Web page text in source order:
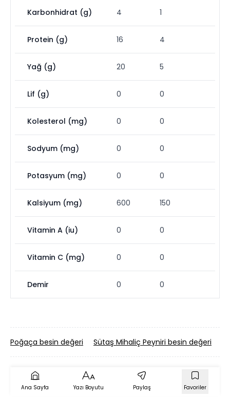
Karbonhidrat (g) 4 1
Protein (g) 16 4
Yağ (g) 20 5
Lif (g) 0 0
Kolesterol (mg) 0 0
Sodyum (mg) 0 0
Potasyum (mg) 0 0
Kalsiyum (mg) 600 150
Vitamin A (iu) 0 0
Vitamin C (mg) 0 0
Demir 0 0
Poğaça besin değeri Sütaş Mihaliç Peyniri besin değeri
Ana Sayfa Yazı Boyutu Paylaş Favoriler